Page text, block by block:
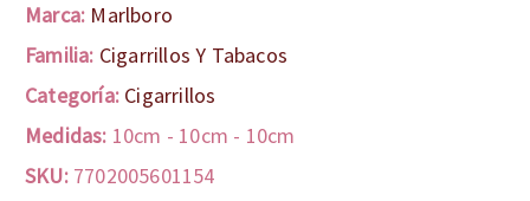
Marca: Marlboro
Familia: Cigarrillos Y Tabacos
Categoría: Cigarrillos
Medidas: 10cm - 10cm - 10cm
SKU: 7702005601154